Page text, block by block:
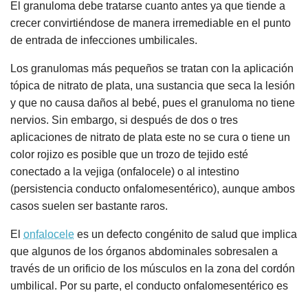
El granuloma debe tratarse cuanto antes ya que tiende a
crecer convirtiéndose de manera irremediable en el punto
de entrada de infecciones umbilicales.
Los granulomas más pequeños se tratan con la aplicación
tópica de nitrato de plata, una sustancia que seca la lesión
y que no causa daños al bebé, pues el granuloma no tiene
nervios. Sin embargo, si después de dos o tres
aplicaciones de nitrato de plata este no se cura o tiene un
color rojizo es posible que un trozo de tejido esté
conectado a la vejiga (onfalocele) o al intestino
(persistencia conducto onfalomesentérico), aunque ambos
casos suelen ser bastante raros.
El onfalocele es un defecto congénito de salud que implica
que algunos de los órganos abdominales sobresalen a
través de un orificio de los músculos en la zona del cordón
umbilical. Por su parte, el conducto onfalomesentérico es